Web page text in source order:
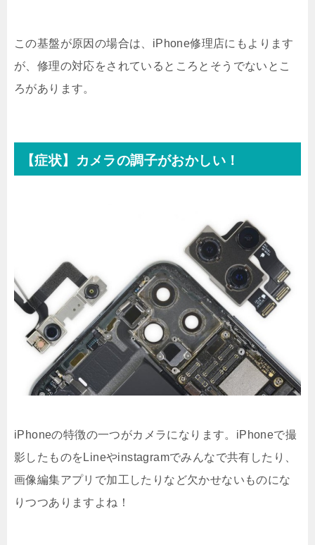
この基盤が原因の場合は、iPhone修理店にもよります
が、修理の対応をされているところとそうでないとこ
ろがあります。
【症状】カメラの調子がおかしい！
iPhoneの特徴の一つがカメラになります。iPhoneで撮
影したものをLineやinstagramでみんなで共有したり、
画像編集アプリで加工したりなど欠かせないものにな
りつつありますよね！